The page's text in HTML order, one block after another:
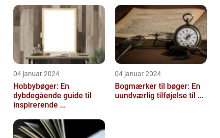
04 januar 2024
Hobbybøger: En
dybdegående guide til
inspirerende ...
04 januar 2024
Bogmærker til bøger: En
uundværlig tilføjelse til ...